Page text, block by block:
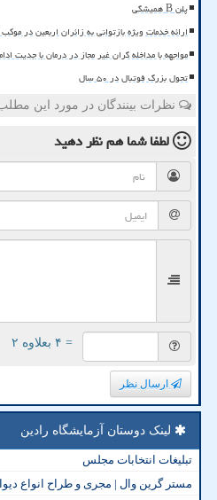
پلن B همیشگی
ارائه خدمات ویژه بازتوانی به زائران اربعین در موکب ۱۰۹۲
مواجهه با مداخله گران غیر مجاز در درمان با جدیت
تحول بزرگ فوتبال در ۵۰ سال
نظرات بینندگان در مورد این
لطفا شما همنظر دهید
= ۴ بعلاوه ۲
ارسال نظر
لینک دوستان آزمایشگاه رادین
تبلیغات انتخابات مجلس
مستر گرین وال | مجری و طراح انواع